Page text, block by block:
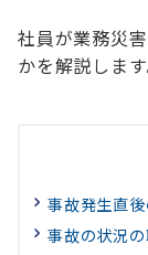
社員が業務災
かを解説します
事故発生直
事故の状況